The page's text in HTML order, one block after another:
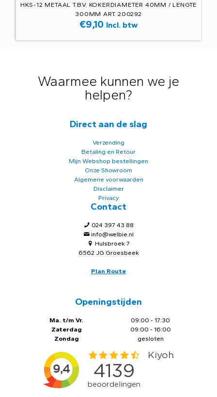
HKS-12 METAAL T.B.V. KOKERDIAMETER 40MM / LENGTE
300MM ART. 200292
€9,10 Incl. btw
Waarmee kunnen we je
helpen?
Direct aan de slag
Verzending
Betaling en Retour
Mijn Webshop bestellingen
Onze Showroom
Algemene voorwaarden
Disclaimer
Privacy
Contact
024 397 43 88
info@welbie.nl
Hulsbroek 7
6562 JG Groesbeek
Plan Route
Openingstijden
Ma. t/m Vr.
Zaterdag
Zondag
09:00 - 17:30
09:00 - 16:00
gesloten